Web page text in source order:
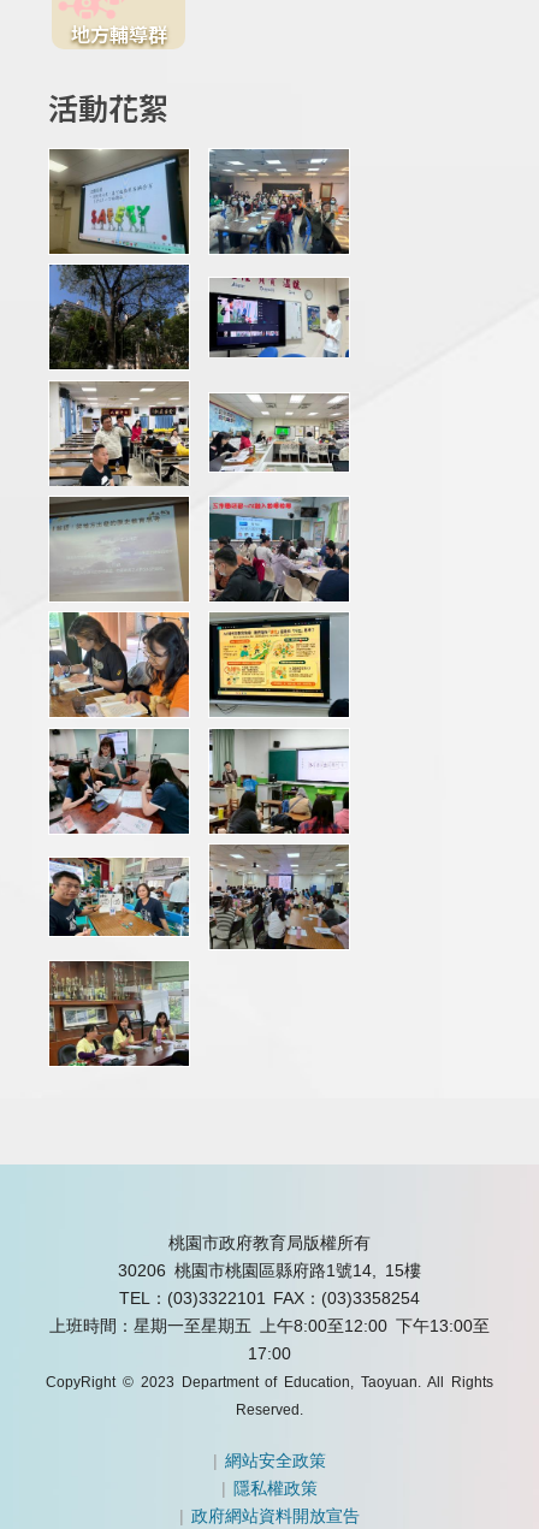
地方輔導群
活動花絮
桃園市政府教育局版權所有
30206 桃園市桃園區縣府路1號14, 15樓
TEL：(03)3322101
FAX：(03)3358254
上班時間：星期一至星期五 上午8:00至12:00 下午13:00至
17:00
CopyRight © 2023 Department of Education, Taoyuan. All Rights
Reserved.
|網站安全政策
| 隱私權政策
|政府網站資料開放宣告